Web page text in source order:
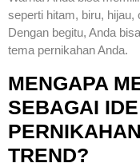
seperti hitam, biru, hijau,
Dengan begitu, Anda
tema pernikahan Anda.
MENGAPA
SEBAGAI
TREND?